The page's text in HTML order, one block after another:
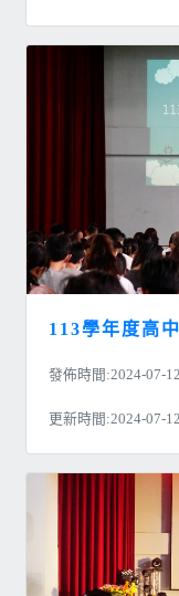
113學年度高
發佈時間:2024-07-12
更新時間:2024-07-12